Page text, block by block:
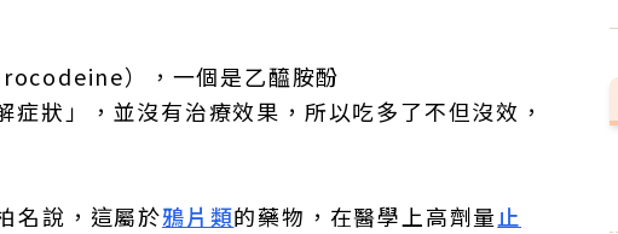
），一個是乙醯胺酚
狀」，並沒有治療效果，所以吃多了不但沒效，
名說，這屬於鴉片類的藥物，在醫學上高劑量 止